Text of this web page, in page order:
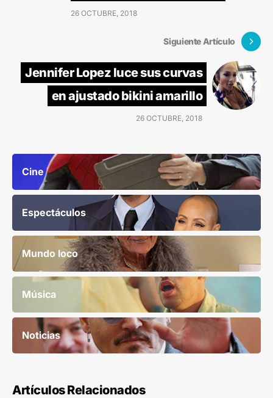
26 OCTUBRE, 2018
Siguiente Artículo
Jennifer Lopez luce sus curvas
en ajustado bikini amarillo
26 OCTUBRE, 2018
Cine
Espectáculos
Mundo loco
Música
Noticias
Artículos Relacionados